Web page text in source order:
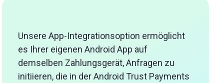
Unsere App-Integrationsoption ermöglicht
es Ihrer eigenen Android App auf
demselben Zahlungsgerät, Anfragen zu
initiieren, die in der Android Trust Payments